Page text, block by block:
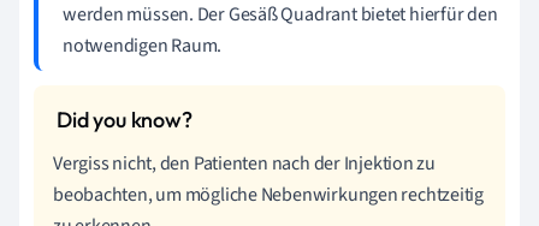
werden müssen. Der Gesäß Quadrant bietet hierfür den
notwendigen Raum.
Vergiss nicht, den Patienten nach der Injektion zu
beobachten, um mögliche Nebenwirkungen rechtzeitig